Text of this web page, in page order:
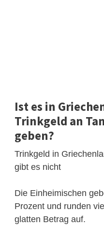
Ist es in
Trinkgeld an
geben?
Trinkgeld in
gibt es nicht
Die Einheimischen
Prozent und runden
glatten Betrag auf.